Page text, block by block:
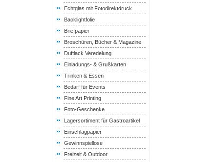
Echtglas mit Fotodirektdruck
Backlightfolie
Briefpapier
Broschüren, Bücher & Magazine
Duftlack Veredelung
Einladungs- & Grußkarten
Trinken & Essen
Bedarf für Events
Fine Art Printing
Foto-Geschenke
Lagersortiment für Gastroartikel
Einschlagpapier
Gewinnspiellose
Freizeit & Outdoor